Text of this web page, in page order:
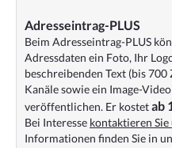
Adresseintrag-PLUS
Beim Adresseintrag-PLUS
Adressdaten ein Foto, Ihr
beschreibenden Text (bis
Kanäle sowie ein Image-
veröffentlichen. Er kostetab
Bei Interesse kontaktieren Sie
Informationen finden Sie in